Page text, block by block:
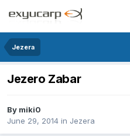
Jezera
Jezero Zabar
By miki0
June 29, 2014 in Jezera